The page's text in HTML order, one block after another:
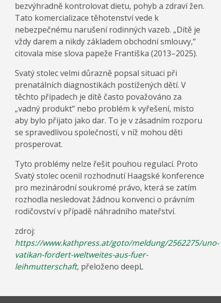
bezvýhradně kontrolovat dietu, pohyb a zdraví žen.
Tato komercializace těhotenství vede k
nebezpečnému narušení rodinných vazeb. „Dítě je
vždy darem a nikdy základem obchodní smlouvy,“
citovala mise slova papeže Františka (2013–2025).
Svatý stolec velmi důrazně popsal situaci při
prenatálních diagnostikách postižených dětí. V
těchto případech je dítě často považováno za
„vadný produkt“ nebo problém k vyřešení, místo
aby bylo přijato jako dar. To je v zásadním rozporu
se spravedlivou společností, v níž mohou děti
prosperovat.
Tyto problémy nelze řešit pouhou regulací. Proto
Svatý stolec ocenil rozhodnutí Haagské konference
pro mezinárodní soukromé právo, která se zatím
rozhodla nesledovat žádnou konvenci o právním
rodičovství v případě náhradního mateřství.
zdroj:
https://www.kathpress.at/goto/meldung/2562275/uno-
vatikan-fordert-weltweites-aus-fuer-
leihmutterschaft, přeloženo deepL